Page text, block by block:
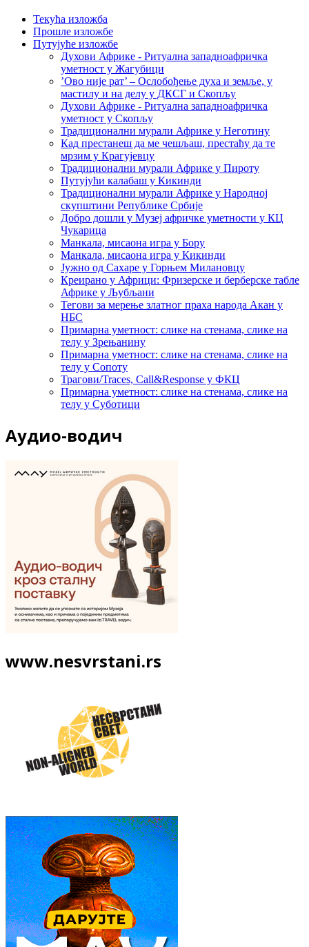
Текућа изложба
Прошле изложбе
Путујуће изложбе
Духови Африке - Ритуална западноафричка
уметност у Жагубици
’Ово није рат’ – Ослобођење духа и земље, у
мастилу и на делу у ДКСГ и Скопљу
Духови Африке - Ритуална западноафричка
уметност у Скопљу
Традиционални мурали Африке у Неготину
Кад престанеш да ме чешљаш, престаћу да те
мрзим у Крагујевцу
Традиционални мурали Африке у Пироту
Путујући калабаш у Кикинди
Традиционални мурали Африке у Народној
скупштини Републике Србије
Добро дошли у Музеј афричке уметности у КЦ
Чукарица
Манкала, мисаона игра у Бору
Манкала, мисаона игра у Кикинди
Јужно од Сахаре у Горњем Милановцу
Креирано у Африци: Фризерске и берберске табле
Африке у Љубљани
Тегови за мерење златног праха народа Акан у
НБС
Примарна уметност: слике на стенама, слике на
телу у Зрењанину
Примарна уметност: слике на стенама, слике на
телу у Сопоту
Трагови/Traces, Call&Response у ФКЦ
Примарна уметност: слике на стенама, слике на
телу у Суботици
Аудио-водич
www.nesvrstani.rs